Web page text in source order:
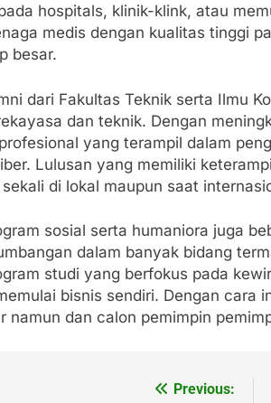
hospitals, klinik-klink, atau
medis dengan kualitas tinggi
besar.
dari Fakultas Teknik serta Ilmu
dan teknik. Dengan
yang terampil dalam
Lulusan yang memiliki
di lokal maupun saat
sosial serta humaniora juga
dalam banyak bidang
studi yang berfokus pada
bisnis sendiri. Dengan cara
namun dan calon pemimpin
Previous: